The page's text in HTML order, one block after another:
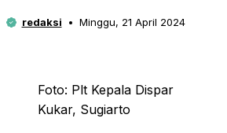
redaksi Minggu, 21 April 2024
Foto: Plt Kepala Dispar
Kukar, Sugiarto